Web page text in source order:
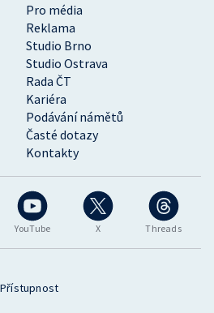
YouTube X Threads
Pro média
Reklama
Studio Brno
Studio Ostrava
Rada ČT
Kariéra
Podávání námětů
Časté dotazy
Kontakty
Přístupnost